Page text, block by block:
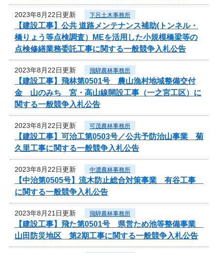
2023年8月22日更新 下呂土木事務所
【建設工事】公共 道路メンテナンス補助(トンネル・
橋りょう等点検調査）MEを活用した小規模橋梁等の
点検修繕業務委託工事に関する一般競争入札公告
2023年8月22日更新 飛騨農林事務所
【建設工事】飛林第0501号 農山漁村地域整備交付
金 山のみち 宮・高山線開設工事（一之宮工区）に
関する一般競争入札公告
2023年8月22日更新 可茂農林事務所
【建設工事】可治工第0503号／公共予防治山事業 菊
久里工事に関する一般競争入札公告
2023年8月22日更新 中濃農林事務所
【中治第0505号】流木防止総合対策事業 有谷工事
に関する一般競争入札公告
2023年8月21日更新 飛騨農林事務所
【建設工事】飛た第0501号 県営ため池等整備事業
山田防災地区 第2期工事に関する一般競争入札公告